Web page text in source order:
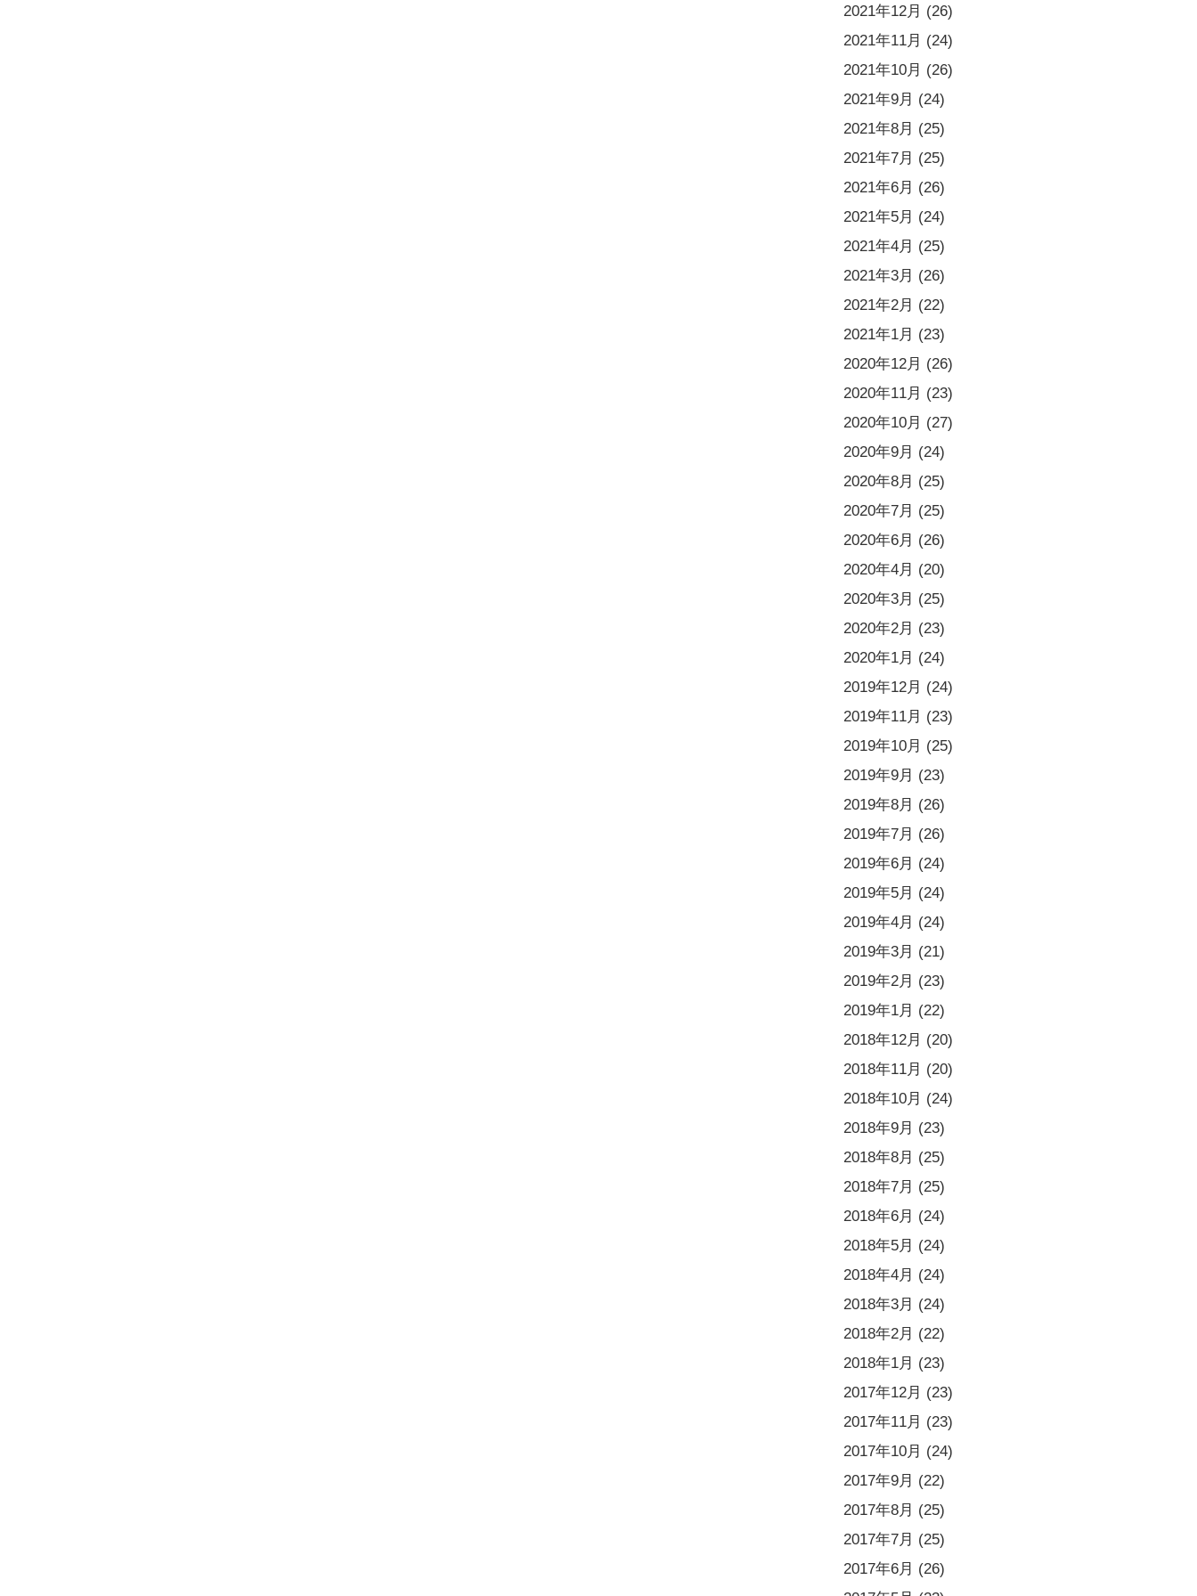
2021年12月 (26)
2021年11月 (24)
2021年10月 (26)
2021年9月 (24)
2021年8月 (25)
2021年7月 (25)
2021年6月 (26)
2021年5月 (24)
2021年4月 (25)
2021年3月 (26)
2021年2月 (22)
2021年1月 (23)
2020年12月 (26)
2020年11月 (23)
2020年10月 (27)
2020年9月 (24)
2020年8月 (25)
2020年7月 (25)
2020年6月 (26)
2020年4月 (20)
2020年3月 (25)
2020年2月 (23)
2020年1月 (24)
2019年12月 (24)
2019年11月 (23)
2019年10月 (25)
2019年9月 (23)
2019年8月 (26)
2019年7月 (26)
2019年6月 (24)
2019年5月 (24)
2019年4月 (24)
2019年3月 (21)
2019年2月 (23)
2019年1月 (22)
2018年12月 (20)
2018年11月 (20)
2018年10月 (24)
2018年9月 (23)
2018年8月 (25)
2018年7月 (25)
2018年6月 (24)
2018年5月 (24)
2018年4月 (24)
2018年3月 (24)
2018年2月 (22)
2018年1月 (23)
2017年12月 (23)
2017年11月 (23)
2017年10月 (24)
2017年9月 (22)
2017年8月 (25)
2017年7月 (25)
2017年6月 (26)